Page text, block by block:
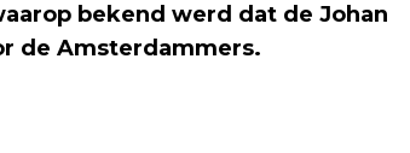
bekend werd dat de Johan
de Amsterdammers.